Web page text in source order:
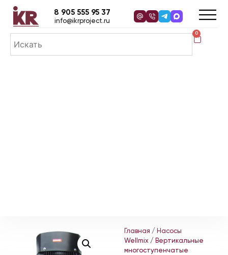
0
8 905 555 95 37
info@ikrproject.ru
Главная / Насосы
Wellmix / Вертикальные
многоступенчатые